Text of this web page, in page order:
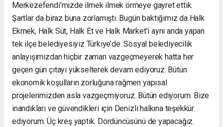
Merkezefendi’mizde ilmek ilmek örmeye gayret ettik.
Şartlar da biraz buna zorlamıştı. Bugün baktığımız da Halk
Ekmek, Halk Süt, Halk Et ve Halk Market’i aynı anda yapan
tek ilçe belediyesiyiz Türkiye’de. Sosyal belediyecilik
anlayışımızdan hiçbir zaman vazgeçmeyerek hatta her
geçen gün çıtayı yükselterek devam ediyoruz. Bütün
ekonomik koşulların zorluğuna rağmen yapısal
projelerimizden asla vazgeçmiyoruz. Bütün ediyorum. Bize
inandıkları ve güvendikleri için Denizli halkına teşekkür
ediyorum. Üç kreş yaptık. Dördüncüsünü de yapacağız.